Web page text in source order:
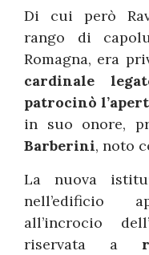
Di cui però
rango di
Romagna, era
cardinale
patrocinò
in suo onore,
Barberini, noto
La nuova
nell’edificio
all’incrocio
riservata a